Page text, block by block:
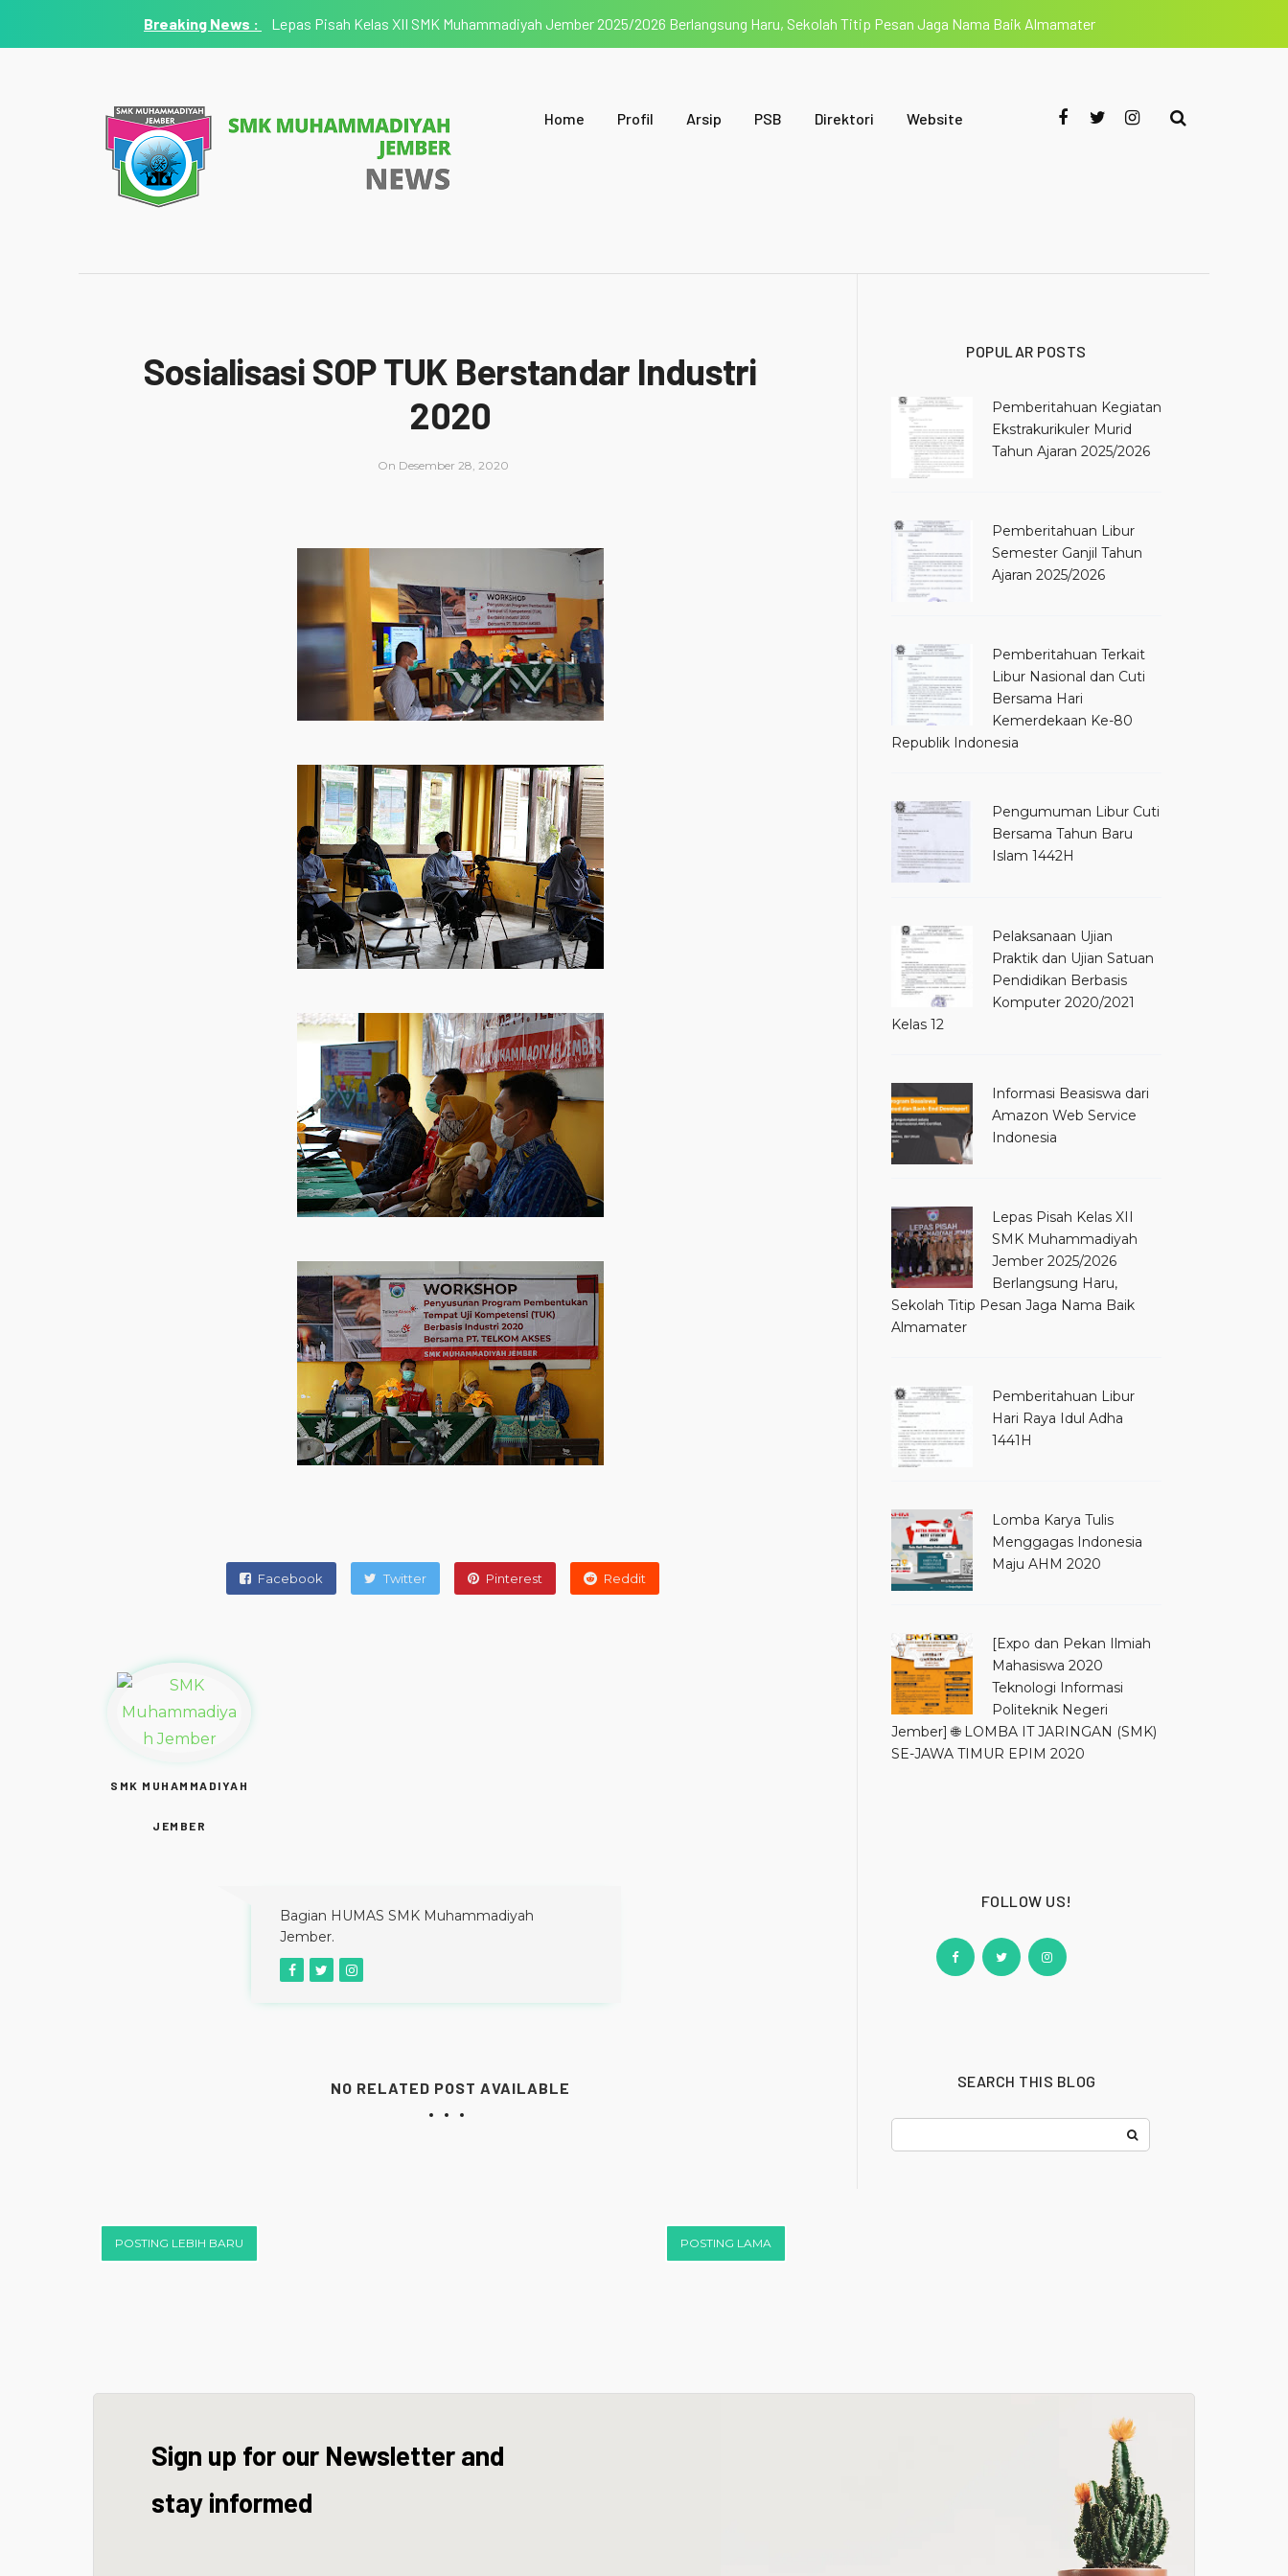
Lepas Pisah Kelas XII SMK Muhammadiyah Jember 2025/2026 Berlangsung Haru, Sekolah Titip Pesan Jaga Nama Baik Almamater
Home Profil Arsip PSB Direktori Website
Sosialisasi SOP TUK Berstandar Industri
2020
On Desember 28, 2020
Facebook Twitter Pinterest Reddit
SMK MUHAMMADIYAH
JEMBER
Bagian HUMAS SMK Muhammadiyah
Jember.
NO RELATED POST AVAILABLE
POSTING LEBIH BARU POSTING LAMA
POPULAR POSTS
Pemberitahuan Kegiatan
Ekstrakurikuler Murid
Tahun Ajaran 2025/2026
Pemberitahuan Libur
Semester Ganjil Tahun
Ajaran 2025/2026
Pemberitahuan Terkait
Libur Nasional dan Cuti
Bersama Hari
Kemerdekaan Ke-80
Republik Indonesia
Pengumuman Libur Cuti
Bersama Tahun Baru
Islam 1442H
Pelaksanaan Ujian
Praktik dan Ujian Satuan
Pendidikan Berbasis
Komputer 2020/2021
Kelas 12
Informasi Beasiswa dari
Amazon Web Service
Indonesia
Lepas Pisah Kelas XII
SMK Muhammadiyah
Jember 2025/2026
Berlangsung Haru,
Sekolah Titip Pesan Jaga Nama Baik
Almamater
Pemberitahuan Libur
Hari Raya Idul Adha
1441H
Lomba Karya Tulis
Menggagas Indonesia
Maju AHM 2020
[Expo dan Pekan Ilmiah
Mahasiswa 2020
Teknologi Informasi
Politeknik Negeri
Jember] 🌐 LOMBA IT JARINGAN (SMK)
SE-JAWA TIMUR EPIM 2020
FOLLOW US!
SEARCH THIS BLOG
Sign up for our Newsletter and
stay informed